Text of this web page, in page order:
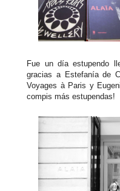
Fue un día estupendo
gracias a Estefanía de
Voyages à Paris y
compis más estupendas!